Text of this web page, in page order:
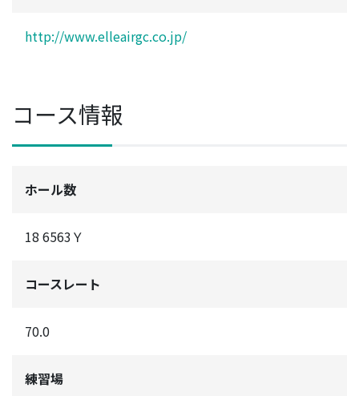
http://www.elleairgc.co.jp/
コース情報
ホール数
18 6563Ｙ
コースレート
70.0
練習場